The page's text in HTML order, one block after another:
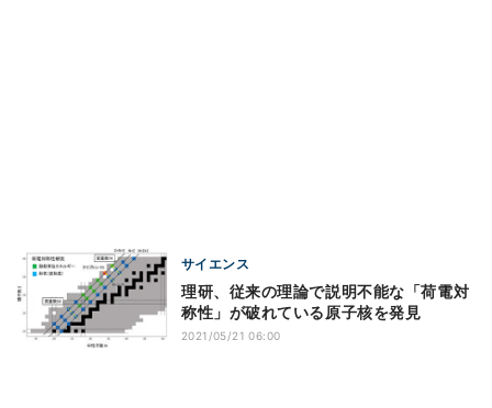
サイエンス
理研、従来の理論で説明不能な「荷電対
称性」が破れている原子核を発見
2021/05/21 06:00